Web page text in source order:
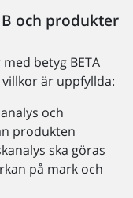
och produkter
betyg BETA
är uppfyllda:
och
produkten
ska göras
på mark och